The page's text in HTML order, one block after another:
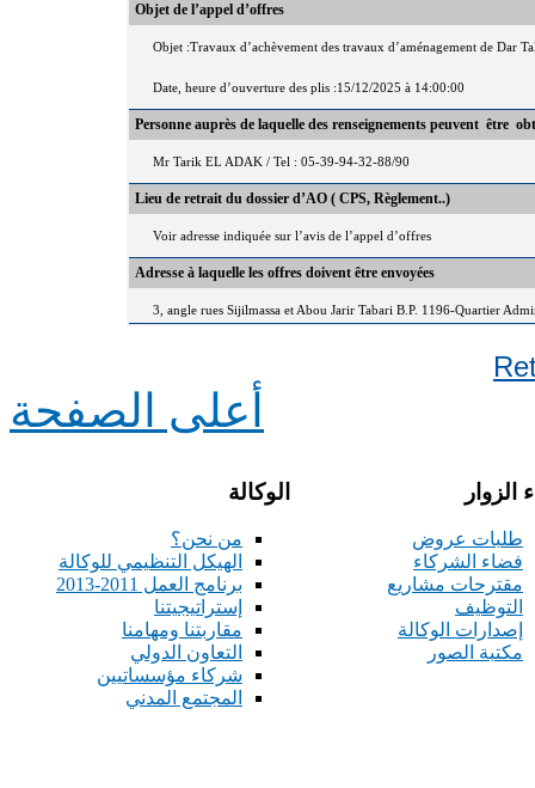
Objet de l’appel d’offres
Objet :Travaux d’achèvement des travaux d’aménagement de Dar
Date, heure d’ouverture des plis :15/12/2025 à 14:00:00
Personne auprès de laquelle des renseignements peuvent être
Mr Tarik EL ADAK / Tel : 05-39-94-32-88/90
Lieu de retrait du dossier d’AO ( CPS, Règlement..)
Voir adresse indiquée sur l’avis de l’appel d’offres
Adresse à laquelle les offres doivent être envoyées
3, angle rues Sijilmassa et Abou Jarir Tabari B.P. 1196-Quartier
أعلى الصفحة
الوكالة
من نحن؟
الهيكل التنظيمي للوكالة
برنامج العمل 2011-2013
إستراتيجيتنا
مقاربتنا ومهامنا
التعاون الدولي
شركاء مؤسساتيين
المجتمع المدني
الزوار
طلبات عروض
فضاء الشركاء
مقترحات مشاريع
التوظيف
إصدارات الوكالة
مكتبة الصور